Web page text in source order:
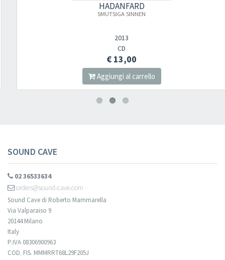
HADANFARD
SMUTSIGA SINNEN
2013
€ 13,00
Aggiungi al carrello
SOUND CAVE
02 36533634
orders@sound-cave.com
Sound Cave di Roberto Mammarella
Via Valparaiso 9
20144 Milano
Italy
P.IVA 08306900963
COD. FIS. MMMRRT68L29F205J